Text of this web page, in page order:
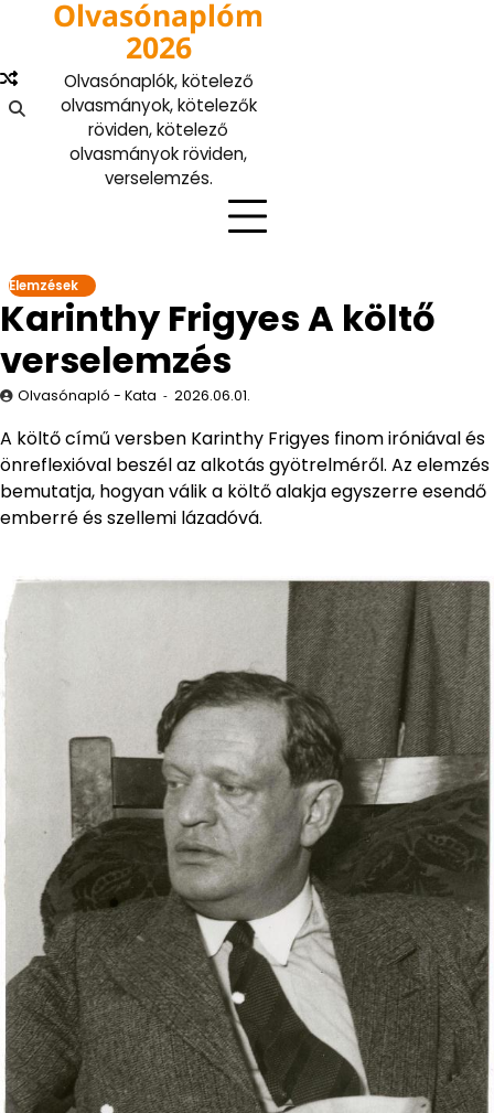
content
Olvasónaplóm
2026
Olvasónaplók, kötelező
olvasmányok, kötelezők
röviden, kötelező
olvasmányok röviden,
verselemzés.
Elemzések
Karinthy Frigyes A költő
verselemzés
Olvasónapló - Kata 2026.06.01.
A költő című versben Karinthy Frigyes finom iróniával és
önreflexióval beszél az alkotás gyötrelméről. Az elemzés
bemutatja, hogyan válik a költő alakja egyszerre esendő
emberré és szellemi lázadóvá.